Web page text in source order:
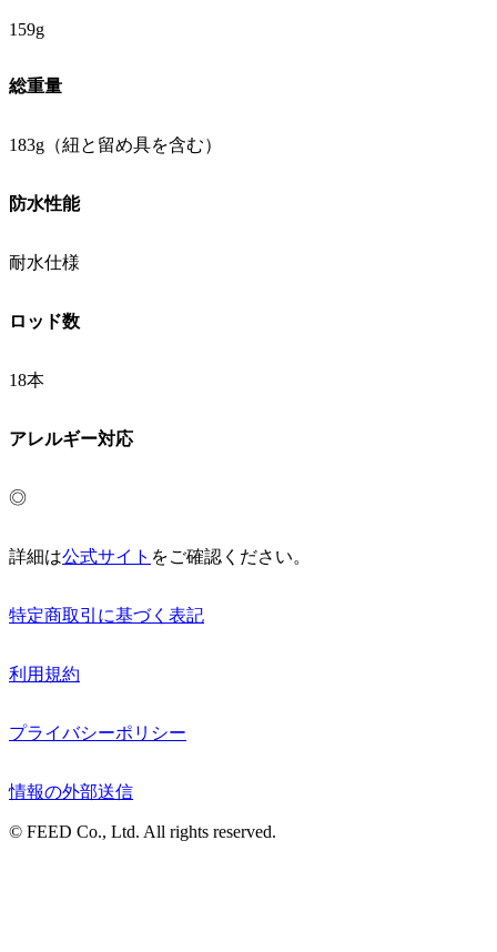
159g
総重量
183g（紐と留め具を含む）
防水性能
耐水仕様
ロッド数
18本
アレルギー対応
◎
詳細は公式サイト をご確認ください。
特定商取引に基づく表記
利用規約
プライバシーポリシー
情報の外部送信
© FEED Co., Ltd. All rights reserved.